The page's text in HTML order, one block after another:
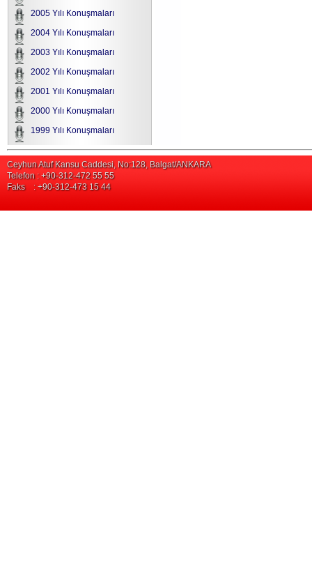
2005 Yılı Konuşmaları
2004 Yılı Konuşmaları
2003 Yılı Konuşmaları
2002 Yılı Konuşmaları
2001 Yılı Konuşmaları
2000 Yılı Konuşmaları
1999 Yılı Konuşmaları
Ceyhun Atuf Kansu Caddesi, No:128, Balgat/ANKARA
Telefon : +90-312-472 55 55
Faks : +90-312-473 15 44